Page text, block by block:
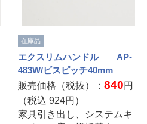
在庫品
エクスリムハンドル AP-
483W/ビスピッチ40mm
販売価格（税抜）：840円
（税込924円）
家具引き出し、システムキ